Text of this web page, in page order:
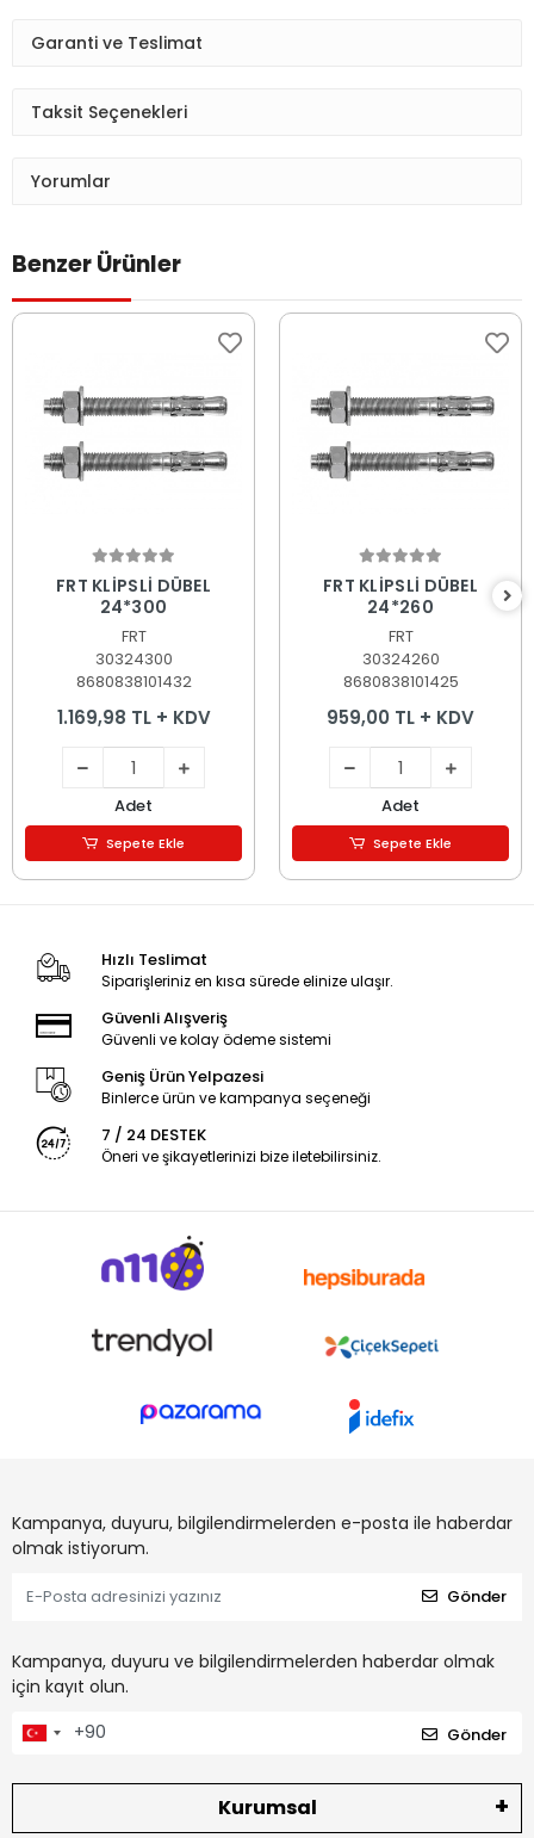
Garanti ve Teslimat
Taksit Seçenekleri
Yorumlar
Benzer Ürünler
Sepete Ekle
FRT KLİPSLİ DÜBEL
24*300
FRT
30324300
8680838101432
1.169,98 TL + KDV
Adet
Sepete Ekle
Sepete Ekle
FRT KLİPSLİ DÜBEL
24*260
FRT
30324260
8680838101425
959,00 TL + KDV
Adet
Sepete Ekle
Hızlı Teslimat
Siparişleriniz en kısa sürede elinize ulaşır.
Güvenli Alışveriş
Güvenli ve kolay ödeme sistemi
Geniş Ürün Yelpazesi
Binlerce ürün ve kampanya seçeneği
7 / 24 DESTEK
Öneri ve şikayetlerinizi bize iletebilirsiniz.
Kampanya, duyuru, bilgilendirmelerden e-posta ile haberdar
olmak istiyorum.
Gönder
Kampanya, duyuru ve bilgilendirmelerden haberdar olmak
için kayıt olun.
Gönder
Kurumsal